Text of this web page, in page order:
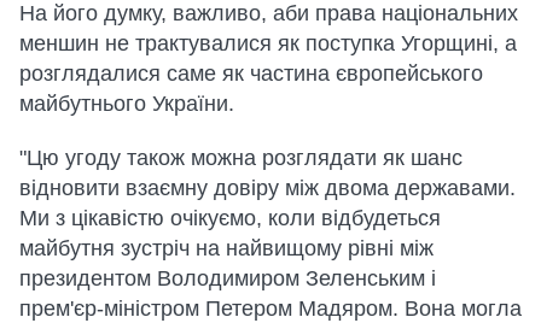
На його думку, важливо, аби права національних
меншин не трактувалися як поступка Угорщині, а
розглядалися саме як частина європейського
майбутнього України.
"Цю угоду також можна розглядати як шанс
відновити взаємну довіру між двома державами.
Ми з цікавістю очікуємо, коли відбудеться
майбутня зустріч на найвищому рівні між
президентом Володимиром Зеленським і
прем'єр-міністром Петером Мадяром. Вона могла